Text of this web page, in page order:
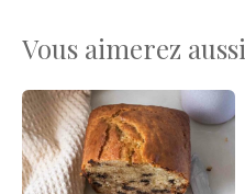
Vous aimerez aussi